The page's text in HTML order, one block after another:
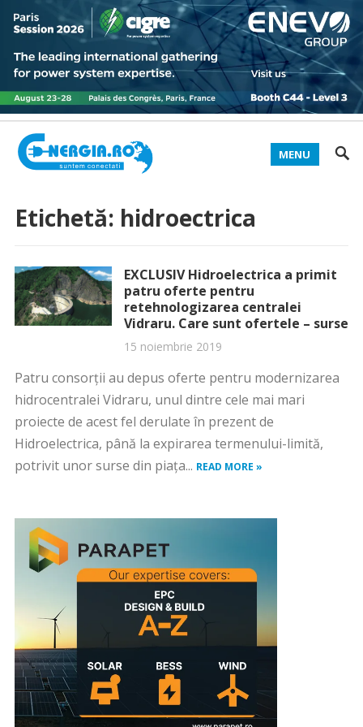
MENU
Etichetă: hidroectrica
EXCLUSIV Hidroelectrica a primit
patru oferte pentru
retehnologizarea centralei
Vidraru. Care sunt ofertele – surse
15 noiembrie 2019
Patru consorţii au depus oferte pentru modernizarea
hidrocentralei Vidraru, unul dintre cele mai mari
proiecte de acest fel derulate în prezent de
Hidroelectrica, până la expirarea termenului-limită,
potrivit unor surse din piaţa... READ MORE »